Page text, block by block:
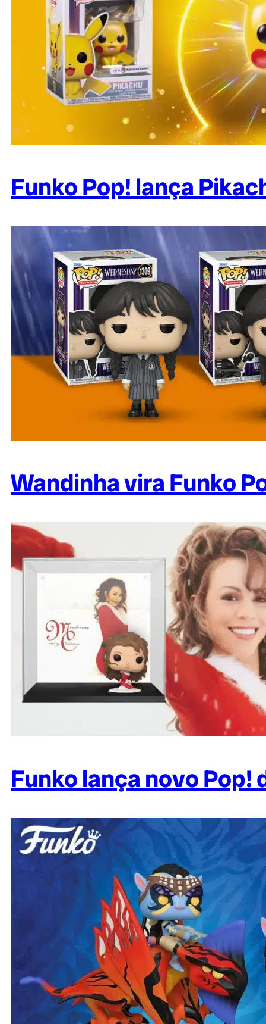
Funko Pop! lança
Wandinha vira Funko
Funko lança novo Pop!